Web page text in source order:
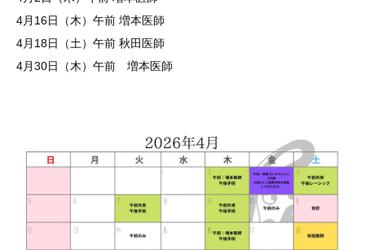
4月16日（木）午前 増本医師
4月18日（土）午前 秋田医師
4月30日（木）午前 増本医師